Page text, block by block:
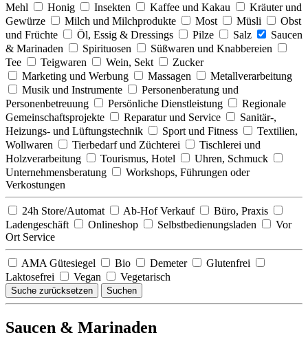
Mehl
Honig Insekten Kaffee und Kakau
Kräuter und
Gewürze
Milch und Milchprodukte Most Müsli
Obst
und Früchte
Öl, Essig & Dressings Pilze Salz
Saucen
& Marinaden
Spirituosen
Süßwaren und Knabbereien
Tee
Teigwaren Wein, Sekt
Zucker
Marketing und Werbung
Massagen
Metallverarbeitung
Musik und Instrumente
Personenberatung und
Personenbetreuung
Persönliche Dienstleistung
Regionale
Gemeinschaftsprojekte
Reparatur und Service
Sanitär-,
Heizungs- und Lüftungstechnik
Sport und Fitness
Textilien,
Wollwaren
Tierbedarf und Züchterei
Tischlerei und
Holzverarbeitung
Tourismus, Hotel
Uhren, Schmuck
Unternehmensberatung
Workshops, Führungen oder
Verkostungen
24h Store/Automat Ab-Hof Verkauf
Büro, Praxis
Ladengeschäft
Onlineshop Selbstbedienungsladen
Vor
Ort Service
AMA Gütesiegel Bio Demeter
Glutenfrei
Laktosefrei
Vegan Vegetarisch
Suche zurücksetzen Suchen
Saucen & Marinaden